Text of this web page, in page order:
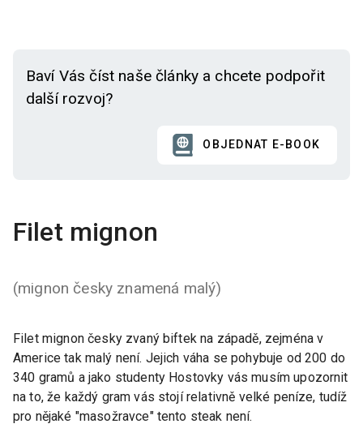
Baví Vás číst naše články a chcete podpořit
další rozvoj?
OBJEDNAT E-BOOK
Filet mignon
(mignon česky znamená malý)
Filet mignon česky zvaný biftek na západě, zejména v
Americe tak malý není. Jejich váha se pohybuje od 200 do
340 gramů a jako studenty Hostovky vás musím upozornit
na to, že každý gram vás stojí relativně velké peníze, tudíž
pro nějaké "masožravce" tento steak není.